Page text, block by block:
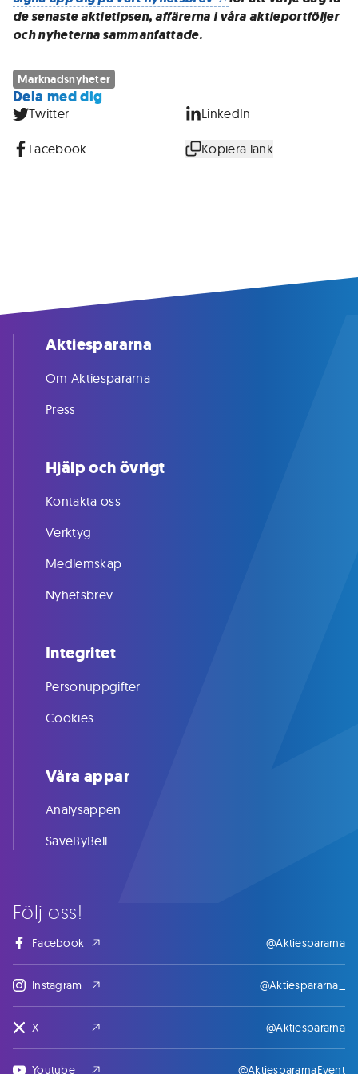
de senaste aktietipsen, affärerna i våra aktieportföljer
och nyheterna sammanfattade.
Marknadsnyheter
Dela med dig
Twitter LinkedIn
Facebook Kopiera länk
Följ oss!
Facebook @Aktiespararna
Instagram @Aktiespararna_
X @Aktiespararna
Youtube @AktiespararnaEvent
Aktiespararna
Om Aktiespararna
Press
Hjälp och övrigt
Kontakta oss
Verktyg
Medlemskap
Nyhetsbrev
Integritet
Personuppgifter
Cookies
Våra appar
Analysappen
SaveByBell